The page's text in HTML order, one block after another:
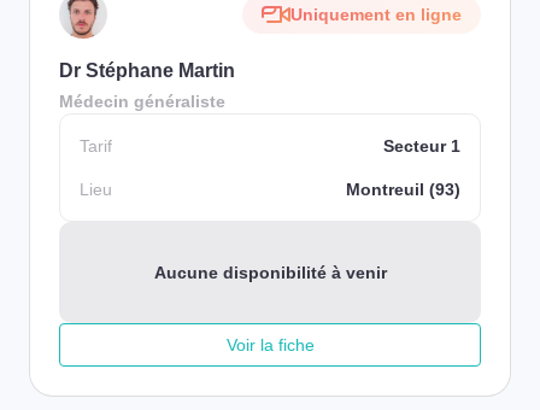
Uniquement en ligne
Dr Stéphane Martin
Médecin généraliste
Tarif Secteur 1
Lieu Montreuil (93)
Aucune disponibilité à venir
Voir la fiche